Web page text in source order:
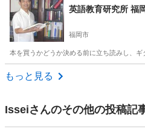
英語教育研究所 福
福岡市
本を買うかどうか決める前に立ち読みし、
福岡 福岡市
もっと見る
Isseiさんのその他の投稿記